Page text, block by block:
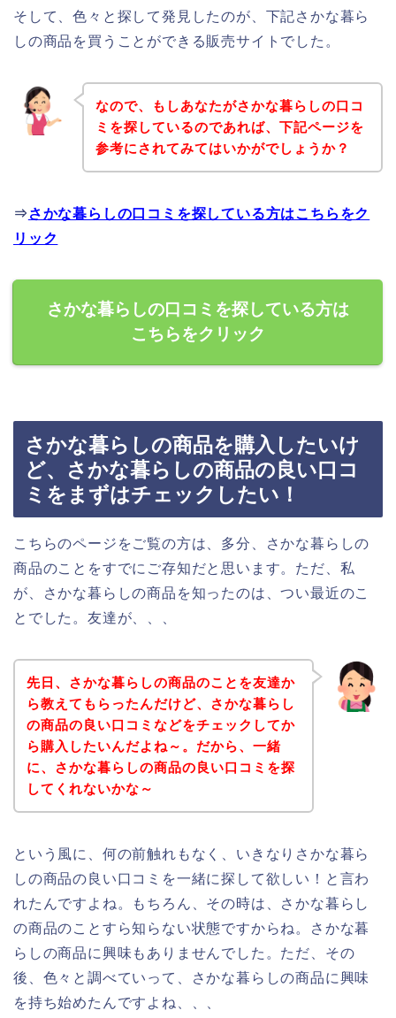
そして、色々と探して発見したのが、下記さかな暮ら
しの商品を買うことができる販売サイトでした。
なので、もしあなたがさかな暮らしの口コ
ミを探しているのであれば、下記ページを
参考にされてみてはいかがでしょうか？
⇒ さかな暮らしの口コミを探している方はこちらをク
リック
さかな暮らしの口コミを探している方は
こちらをクリック
さかな暮らしの商品を購入したいけ
ど、さかな暮らしの商品の良い口コ
ミをまずはチェックしたい！
こちらのページをご覧の方は、多分、さかな暮らしの
商品のことをすでにご存知だと思います。ただ、私
が、さかな暮らしの商品を知ったのは、つい最近のこ
とでした。友達が、、、
先日、さかな暮らしの商品のことを友達か
ら教えてもらったんだけど、さかな暮らし
の商品の良い口コミなどをチェックしてか
ら購入したいんだよね～。だから、一緒
に、さかな暮らしの商品の良い口コミを探
してくれないかな～
という風に、何の前触れもなく、いきなりさかな暮ら
しの商品の良い口コミを一緒に探して欲しい！と言わ
れたんですよね。もちろん、その時は、さかな暮らし
の商品のことすら知らない状態ですからね。さかな暮
らしの商品に興味もありませんでした。ただ、その
後、色々と調べていって、さかな暮らしの商品に興味
を持ち始めたんですよね、、、